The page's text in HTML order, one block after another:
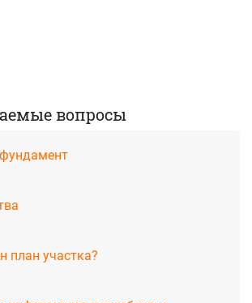
вопросы
план участка?